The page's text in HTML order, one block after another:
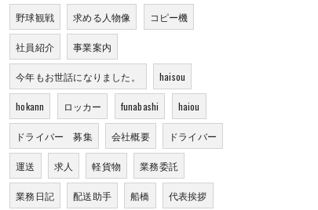
野球観戦 求める人物像 コピー機
社員紹介 事業案内
今年もお世話になりました。 haisou
hokann ロッカー funabashi haiou
ドライバー 募集 会社概要 ドライバー
運送 求人 軽貨物 業務委託
業務日記 配送助手 船橋 代表挨拶